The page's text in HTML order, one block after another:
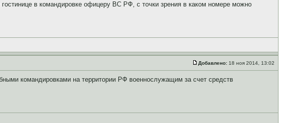
в командировке офицеру ВС РФ, с точки зрения в каком номере можно
Добавлено: 18 ноя 2014, 13:02
командировками на территории РФ военнослужащим за счет средств